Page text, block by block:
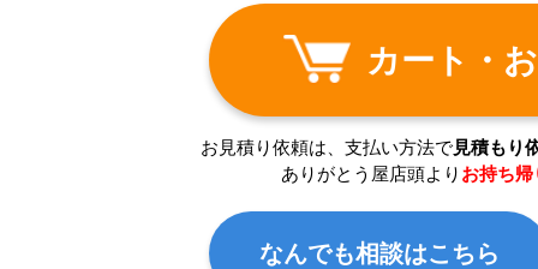
カート・
お見積り依頼は、支払い方法で見積もり
ありがとう屋店頭より お持ち帰
なんでも相談はこちら